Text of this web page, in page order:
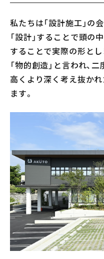
お電話でのお問い合わせ 【
053-
メール
私たちは「設計施工」の
「設計」することで頭の
することで実際の形とし
「物的創造」と言われ、
高くより深く考え抜か
ます。